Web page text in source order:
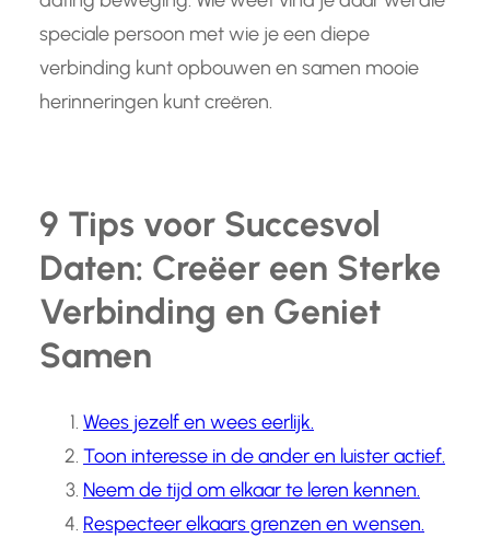
speciale persoon met wie je een diepe
verbinding kunt opbouwen en samen mooie
herinneringen kunt creëren.
9 Tips voor Succesvol
Daten: Creëer een Sterke
Verbinding en Geniet
Samen
Wees jezelf en wees eerlijk.
Toon interesse in de ander en luister actief.
Neem de tijd om elkaar te leren kennen.
Respecteer elkaars grenzen en wensen.